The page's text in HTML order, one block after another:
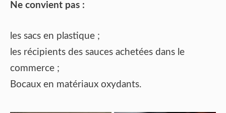
Ne convient pas :
les sacs en plastique ;
les récipients des sauces achetées dans le
commerce ;
Bocaux en matériaux oxydants.